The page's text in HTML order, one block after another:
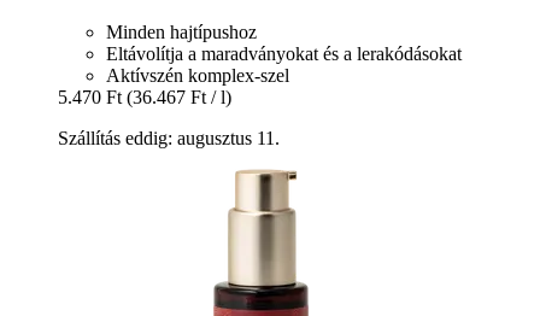
Minden hajtípushoz
Eltávolítja a maradványokat és a lerakódásokat
Aktívszén komplex-szel
5.470 Ft (36.467 Ft / l)
Szállítás eddig: augusztus 11.